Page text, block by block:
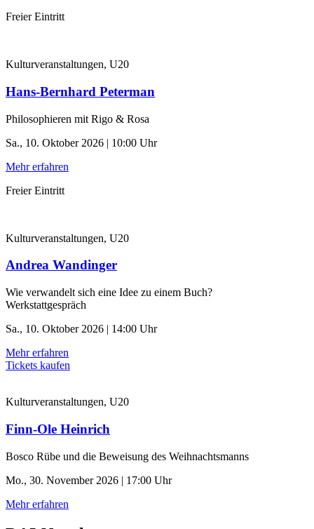
Freier Eintritt
Kulturveranstaltungen, U20
Hans-Bernhard Peterman
Philosophieren mit Rigo & Rosa
Sa., 10. Oktober 2026 | 10:00 Uhr
Mehr erfahren
Freier Eintritt
Kulturveranstaltungen, U20
Andrea Wandinger
Wie verwandelt sich eine Idee zu einem Buch?
Werkstattgespräch
Sa., 10. Oktober 2026 | 14:00 Uhr
Mehr erfahren
Tickets kaufen
Kulturveranstaltungen, U20
Finn-Ole Heinrich
Bosco Rübe und die Beweisung des Weihnachtsmanns
Mo., 30. November 2026 | 17:00 Uhr
Mehr erfahren